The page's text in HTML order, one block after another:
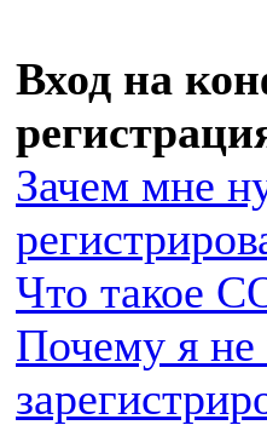
Вход на
Зачем мне
Что такое
Почему я не